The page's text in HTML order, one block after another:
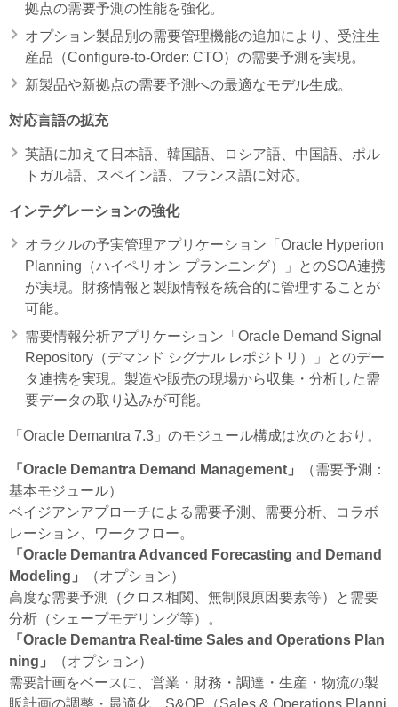
拠点の需要予測の性能を強化。
オプション製品別の需要管理機能の追加により、受注生
産品（Configure-to-Order: CTO）の需要予測を実現。
新製品や新拠点の需要予測への最適なモデル生成。
対応言語の拡充
英語に加えて日本語、韓国語、ロシア語、中国語、ポル
トガル語、スペイン語、フランス語に対応。
インテグレーションの強化
オラクルの予実管理アプリケーション「Oracle Hyperion
Planning（ハイペリオン プランニング）」とのSOA連携
が実現。財務情報と製販情報を統合的に管理することが
可能。
需要情報分析アプリケーション「Oracle Demand Signal
Repository（デマンド シグナル レポジトリ）」とのデー
タ連携を実現。製造や販売の現場から収集・分析した需
要データの取り込みが可能。
「Oracle Demantra 7.3」のモジュール構成は次のとおり。
「Oracle Demantra Demand Management」
（需要予測：
基本モジュール）
ベイジアンアプローチによる需要予測、需要分析、コラボ
レーション、ワークフロー。
「Oracle Demantra Advanced Forecasting and Demand
Modeling」
（オプション）
高度な需要予測（クロス相関、無制限原因要素等）と需要
分析（シェープモデリング等）。
「Oracle Demantra Real-time Sales and Operations Plan
ning」
（オプション）
需要計画をベースに、営業・財務・調達・生産・物流の製